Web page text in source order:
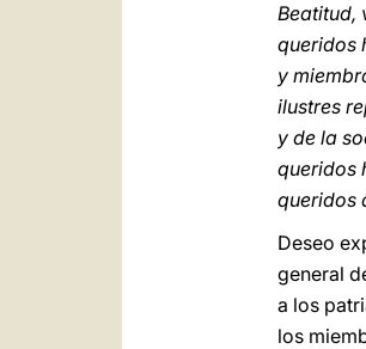
Beatitud,
queridos
y
ilustres
y de la
queridos
queridos
Deseo
general
a los
los